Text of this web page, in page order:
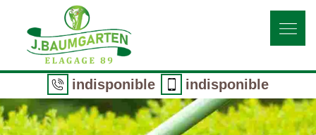
indisponible indisponible